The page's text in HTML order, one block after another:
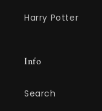
Harry Potter
Info
Search